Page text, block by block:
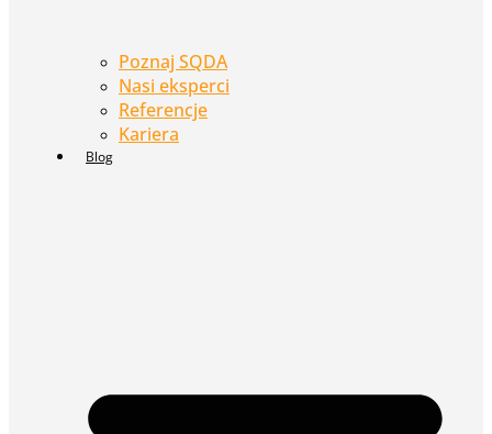
Poznaj SQDA
Nasi eksperci
Referencje
Kariera
Blog